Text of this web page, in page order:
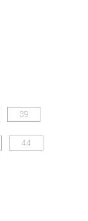
39
44